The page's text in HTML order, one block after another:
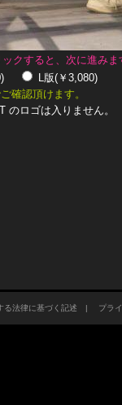
ックすると、次に進みま
L版(￥3,080)
確認頂けます。
のロゴは入りません。
る法律に基づく記述 | プラ